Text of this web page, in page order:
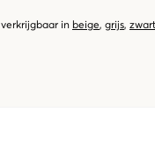
in beige, grijs, zwart